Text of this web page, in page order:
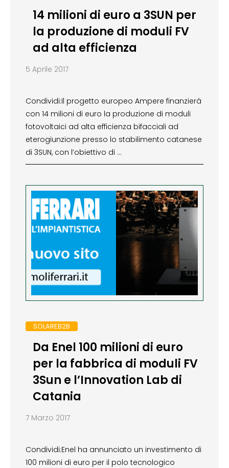
14 milioni di euro a 3SUN per
la produzione di moduli FV
ad alta efficienza
5 Aprile 2017
Condividi:Il progetto europeo Ampere finanzierà
con 14 milioni di euro la produzione di moduli
fotovoltaici ad alta efficienza bifacciali ad
eterogiunzione presso lo stabilimento catanese
di 3SUN, con l’obiettivo di …
SOLAREB2B
Da Enel 100 milioni di euro
per la fabbrica di moduli FV
3Sun e l’Innovation Lab di
Catania
7 Marzo 2017
Condividi:Enel ha annunciato un investimento di
100 milioni di euro per il polo tecnologico